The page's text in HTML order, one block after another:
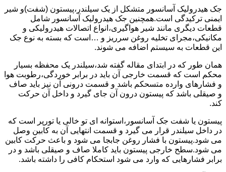
جک هیدرولیک آسانسور متشکل از یک سیلندر،پیستون (شفت)و شیر
ایمنی ترکیدگی است.همچنین جک هیدرولیک آسانسور شامل
قطعات دیگری مانند شیر هواگیری،انواع اتصالات هیدرولیکی و
مکانیکی،مجرای تخلیه روغن سرریز و …است که بسته به نوع جک
این قطعات به سیستم اضافه می شوند.
همان طور که در ابتدای مقاله گفته شد،سیلندر یک محفظه بسیار
محکم است که قسمت خارجی آن باید در برابر خوردگی،رطوبت هوا
و فشارهای وارده متسحکم باشد و قسمت درونی آن نیز باید صاف
و صیقلی باشد که پیستون درون آن جای گیرد و داخل آن حرکت
کند.
پیستون یا شفت جک آسانسور،استوانه ای تو خالی یا تورپر است که
در داخل سیلندر قرار می گیرد و قسمت انتهایی آن به کابین وصل
می شود.پیستون با فشار روغن جابجا می شود و باعث حرکت کابین
می شود.سطح خارجی پیستون باید کاملا صاف و صیقلی باشد و در
برابر فشارهایی که وارد می شود استحکام کافی را داشته باشد.